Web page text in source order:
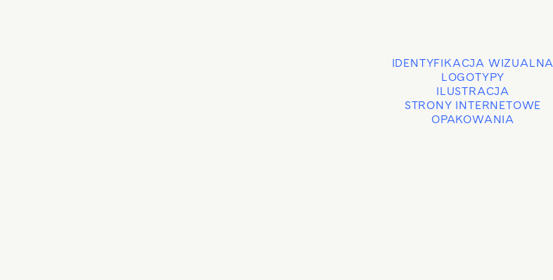
IDENTYFIKACJA WIZUALNA
LOGOTYPY
ILUSTRACJA
STRONY INTERNETOWE
OPAKOWANIA